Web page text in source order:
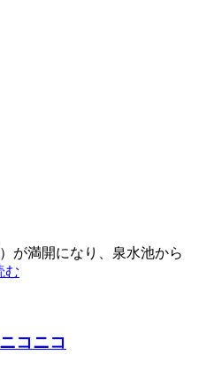
が満開になり、泉水池から
む
コニコ